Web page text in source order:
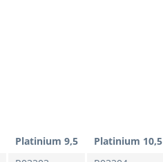
Platinium 9,5 Platinium 10,5